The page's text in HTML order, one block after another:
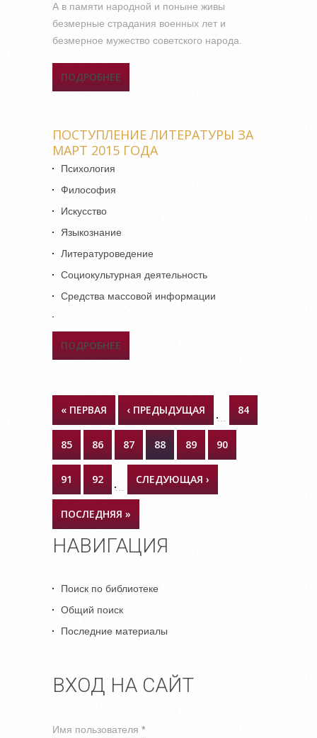
НАВИГАЦИЯ
Поиск по библиотеке
Общий поиск
Последние материалы
ВХОД НА САЙТ
Имя пользователя *
А в памяти народной и поныне живы
безмерные страдания военных лет и
безмерное мужество советского народа.
ПОДРОБНЕЕ
ПАМЯТИ…»
ПОСТУПЛЕНИЕ ЛИТЕРАТУРЫ ЗА
МАРТ 2015 ГОДА
Психология
Философия
Искусство
Языкознание
Литературоведение
Социокультурная деятельность
Средства массовой информации
ПОДРОБНЕЕ
ЛИТЕРАТУРЫ ЗА МАРТ 2015
СТРАНИЦЫ
« ПЕРВАЯ ‹ ПРЕДЫДУЩАЯ
…
84
85 86 87 88 89 90
91 92
…
СЛЕДУЮЩАЯ ›
ПОСЛЕДНЯЯ »